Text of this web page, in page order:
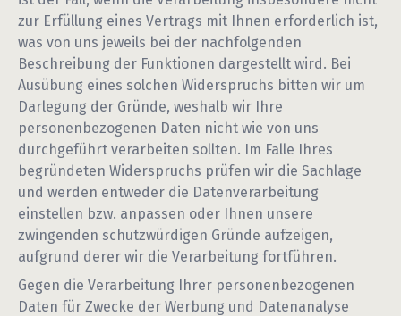
zur Erfüllung eines Vertrags mit Ihnen erforderlich ist,
was von uns jeweils bei der nachfolgenden
Beschreibung der Funktionen dargestellt wird. Bei
Ausübung eines solchen Widerspruchs bitten wir um
Darlegung der Gründe, weshalb wir Ihre
personenbezogenen Daten nicht wie von uns
durchgeführt verarbeiten sollten. Im Falle Ihres
begründeten Widerspruchs prüfen wir die Sachlage
und werden entweder die Datenverarbeitung
einstellen bzw. anpassen oder Ihnen unsere
zwingenden schutzwürdigen Gründe aufzeigen,
aufgrund derer wir die Verarbeitung fortführen.
Gegen die Verarbeitung Ihrer personenbezogenen
Daten für Zwecke der Werbung und Datenanalyse